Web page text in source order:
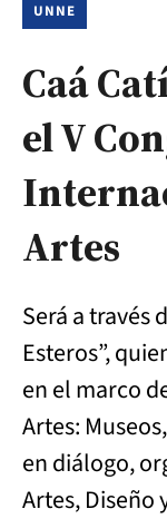
UNNE
Caá
el V
Artes
Será a través
Esteros”,
en el marco
Artes:
en diálogo,
Artes, Diseño